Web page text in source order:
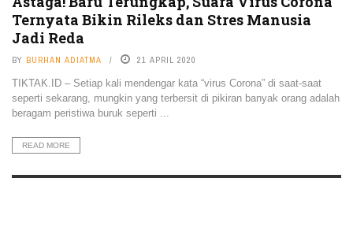
Ternyata Bikin Rileks dan Stres Manusia
Jadi Reda
BY BURHAN ADIATMA 21 APRIL 2020
TIKTAK.ID – Setiap kali mendengar kata “virus Corona” di saat-saat
seperti sekarang, mungkin yang terbersit di pikiran banyak orang adalah
beragam peristiwa buruk seperti ...
READ MORE